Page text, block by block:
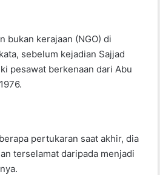
bukan kerajaan (NGO) di
sebelum kejadian Sajjad
pesawat berkenaan dari Abu
pertukaran saat akhir, dia
terselamat daripada menjadi